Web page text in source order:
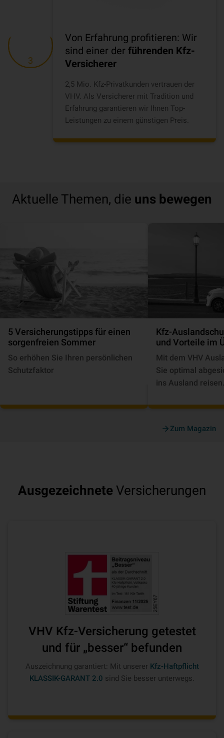
3
Von Erfahrung profitieren: Wir
sind einer der führenden Kfz-
Versicherer
2,5 Mio. Kfz-Privatkunden vertrauen der
VHV. Als Versicherer mit Tradition und
Erfahrung garantieren wir Ihnen Top-
Leistungen zu einem günstigen Preis.
Aktuelle Themen, die uns bewegen
5 Versicherungstipps für einen
sorgenfreien Sommer
So erhöhen Sie Ihren persönlichen
Schutzfaktor
Kfz-
und Vorteile im
Mit dem VHV
Sie optimal
ins Ausland reisen.
Zum Magazin
Ausgezeichnete Versicherungen
VHV Kfz-Versicherung getestet
und für „besser“ befunden
Auszeichnung garantiert: Mit unserer Kfz-Haftpflicht
KLASSIK-GARANT 2.0 sind Sie besser unterwegs.